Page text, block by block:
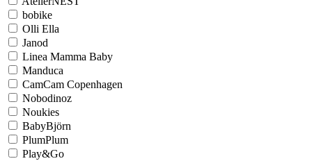
bobike
Olli Ella
Janod
Linea Mamma Baby
Manduca
CamCam Copenhagen
Nobodinoz
Noukies
BabyBjörn
PlumPlum
Play&Go